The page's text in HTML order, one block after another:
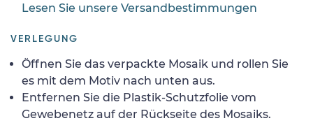
Lesen Sie unsere Versandbestimmungen
VERLEGUNG
Öffnen Sie das verpackte Mosaik und rollen Sie
es mit dem Motiv nach unten aus.
Entfernen Sie die Plastik-Schutzfolie vom
Gewebenetz auf der Rückseite des Mosaiks.